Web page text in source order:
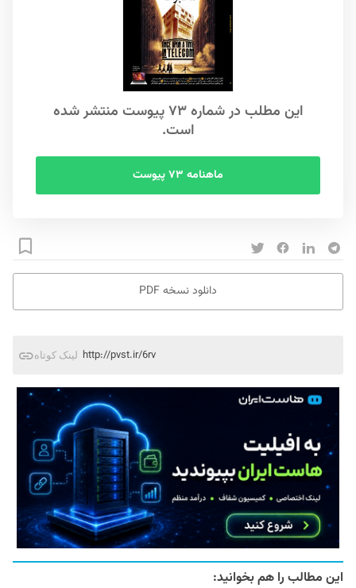
این مطلب در شماره ۷۳ پیوست منتشر شده
است.
ماهنامه ۷۳ پیوست
دانلود نسخه PDF
لینک کوتاه http://pvst.ir/6rv
این مطالب را هم بخوانید: